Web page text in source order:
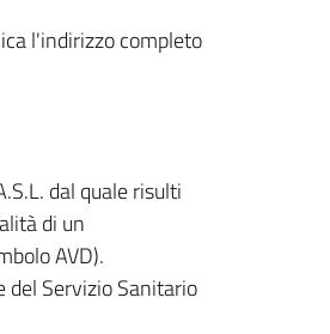
l'indirizzo completo
dal quale risulti
di un
AVD).
Servizio Sanitario